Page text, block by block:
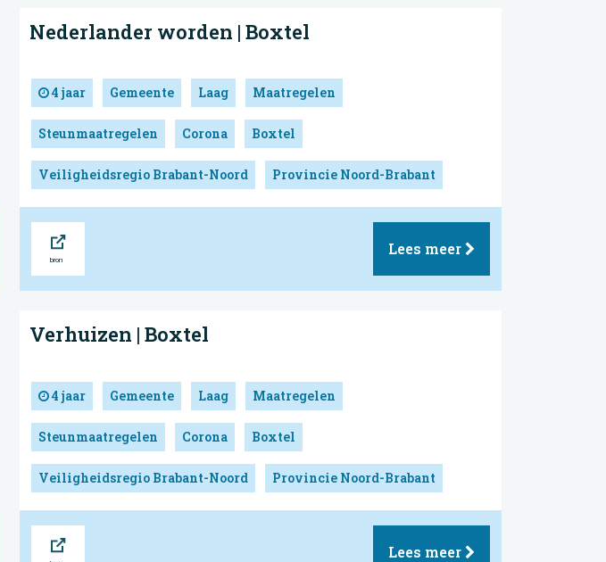
Nederlander worden | Boxtel
4 jaar Gemeente Laag Maatregelen
Steunmaatregelen Corona Boxtel
Veiligheidsregio Brabant-Noord Provincie Noord-Brabant
Lees meer
Verhuizen | Boxtel
4 jaar Gemeente Laag Maatregelen
Steunmaatregelen Corona Boxtel
Veiligheidsregio Brabant-Noord Provincie Noord-Brabant
Lees meer